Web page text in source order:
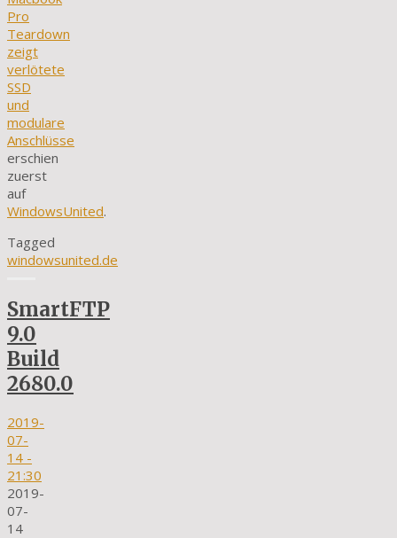
Pro
Teardown
zeigt
verlötete
SSD
und
modulare
Anschlüsse
erschien
zuerst
auf
WindowsUnited.
Tagged
windowsunited.de
SmartFTP
9.0
Build
2680.0
2019-
07-
14 -
21:30
2019-
07-
14